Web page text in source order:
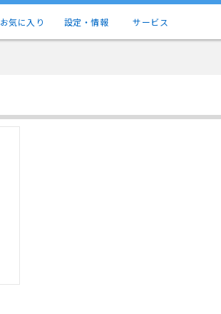
お気に入り 設定・情報 サービス